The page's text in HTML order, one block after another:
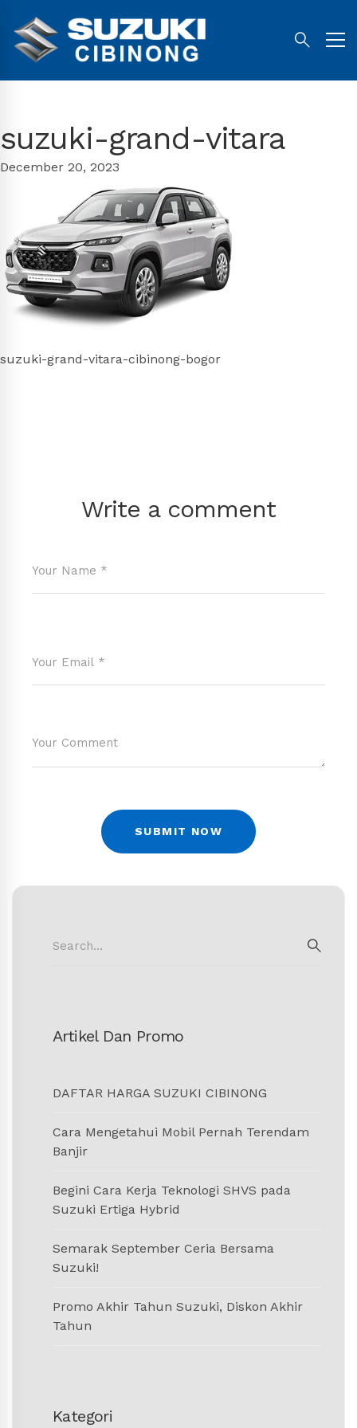
suzuki-grand-vitara
December 20, 2023
suzuki-grand-vitara-cibinong-bogor
Write a comment
for:
Artikel Dan Promo
DAFTAR HARGA SUZUKI CIBINONG
Cara Mengetahui Mobil Pernah Terendam
Banjir
Begini Cara Kerja Teknologi SHVS pada
Suzuki Ertiga Hybrid
Semarak September Ceria Bersama
Suzuki!
Promo Akhir Tahun Suzuki, Diskon Akhir
Tahun
Kategori